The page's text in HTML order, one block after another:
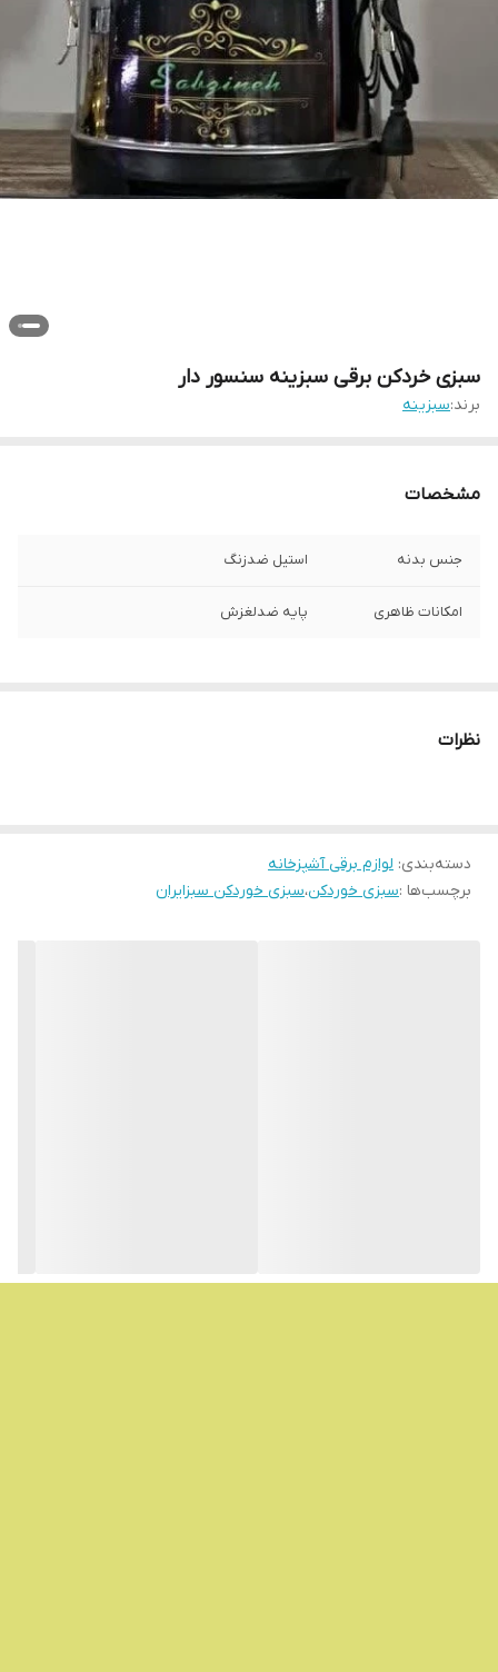
سبزی خردکن برقی سبزینه سنسور دار
برند:سبزینه
مشخصات
جنس بدنه استیل ضدزنگ
امکانات ظاهری پایه ضدلغزش
نظرات
دسته‌بندی: لوازم برقی آشپزخانه
برچسب‌ها :سبزی خوردکن،سبزی خوردکن سبزایران